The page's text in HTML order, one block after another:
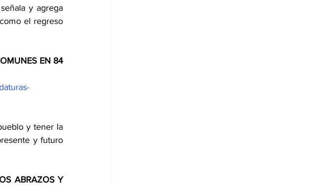
y agrega
el regreso
EN 84
y tener la
y futuro
ABRAZOS Y